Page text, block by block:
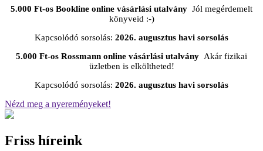
5.000 Ft-os Bookline online vásárlási utalvány Jól megérdemelt
könyveid :-)
Kapcsolódó sorsolás: 2026. augusztus havi sorsolás
5.000 Ft-os Rossmann online vásárlási utalvány Akár fizikai
üzletben is elköltheted!
Kapcsolódó sorsolás: 2026. augusztus havi sorsolás
Nézd meg a nyereményeket!
Friss híreink